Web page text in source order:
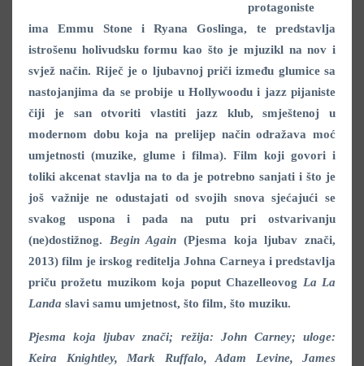
protagoniste
ima Emmu Stone i Ryana
Goslinga, te predstavlja
istrošenu holivudsku formu kao što je mjuzikl na nov i
svjež način. Riječ je o ljubavnoj priči između glumice sa
nastojanjima da se probije u Hollywoodu i jazz pijaniste
čiji je san otvoriti vlastiti jazz klub, smještenoj u
modernom dobu koja na prelijep način odražava moć
umjetnosti (muzike, glume i filma). Film koji govori i
toliki akcenat stavlja na to da je potrebno sanjati i što je
još važnije ne odustajati od svojih snova sjećajući se
svakog uspona i pada na putu pri ostvarivanju
(ne)dostižnog. Begin Again(Pjesma koja ljubav znači,
2013) film je irskog reditelja Johna Carneya i predstavlja
priču prožetu muzikom koja poput Chazelleovog La La
Landa slavi samu umjetnost, što film, što muziku.
Pjesma koja ljubav znači; režija: John Carney; uloge:
Keira Knightley, Mark Ruffalo, Adam Levine, James